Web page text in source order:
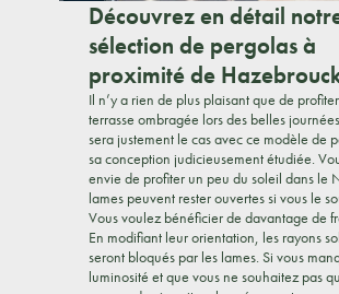
Découvrez en détail
sélection de pergolas à
proximité de
Il n’y a rien de plus plaisant que de
terrasse ombragée lors des belles
sera justement le cas avec ce modèle de
sa conception judicieusement étudiée.
envie de profiter un peu du soleil dans le
lames peuvent rester ouvertes si vous le
Vous voulez bénéficier de davantage de
En modifiant leur orientation, les rayons
seront bloqués par les lames. Si vous
luminosité et que vous ne souhaitez pas